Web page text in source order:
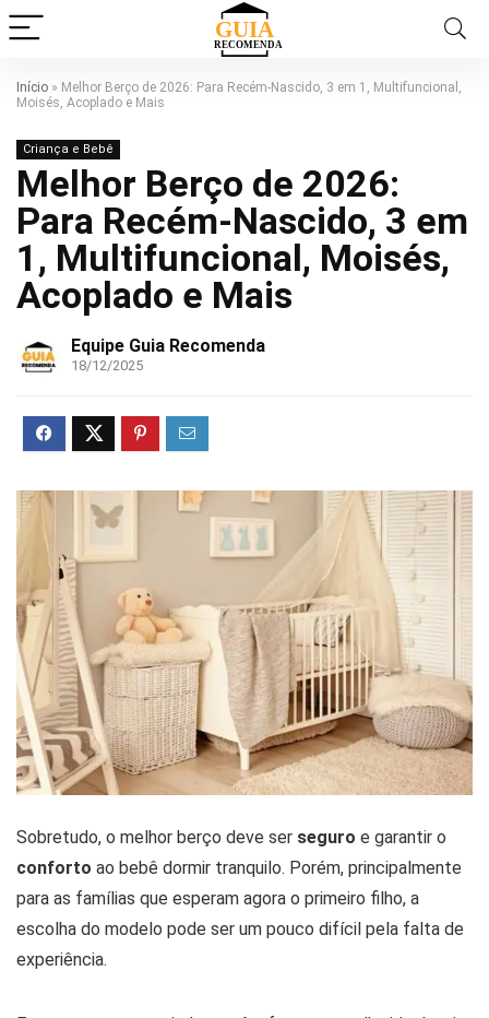
Início » Melhor Berço de 2026: Para Recém-Nascido, 3 em 1, Multifuncional,
Moisés, Acoplado e Mais
Criança e Bebê
Melhor Berço de 2026:
Para Recém-Nascido, 3 em
1, Multifuncional, Moisés,
Acoplado e Mais
Equipe Guia Recomenda
18/12/2025
Sobretudo, o melhor berço deve ser seguro e garantir o
conforto ao bebê dormir tranquilo. Porém, principalmente
para as famílias que esperam agora o primeiro filho, a
escolha do modelo pode ser um pouco difícil pela falta de
experiência.